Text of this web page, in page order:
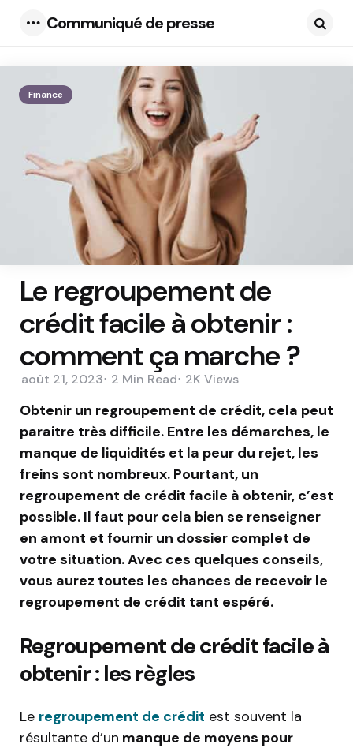
Communiqué de presse
Finance
Le regroupement de
crédit facile à obtenir :
comment ça marche ?
août 21, 2023 2 Min Read 2K Views
Obtenir un regroupement de crédit, cela peut
paraitre très difficile. Entre les démarches, le
manque de liquidités et la peur du rejet, les
freins sont nombreux. Pourtant, un
regroupement de crédit facile à obtenir, c’est
possible. Il faut pour cela bien se renseigner
en amont et fournir un dossier complet de
votre situation. Avec ces quelques conseils,
vous aurez toutes les chances de recevoir le
regroupement de crédit tant espéré.
Regroupement de crédit facile à
obtenir : les règles
Le regroupement de crédit est souvent la
résultante d’un manque de moyens pour